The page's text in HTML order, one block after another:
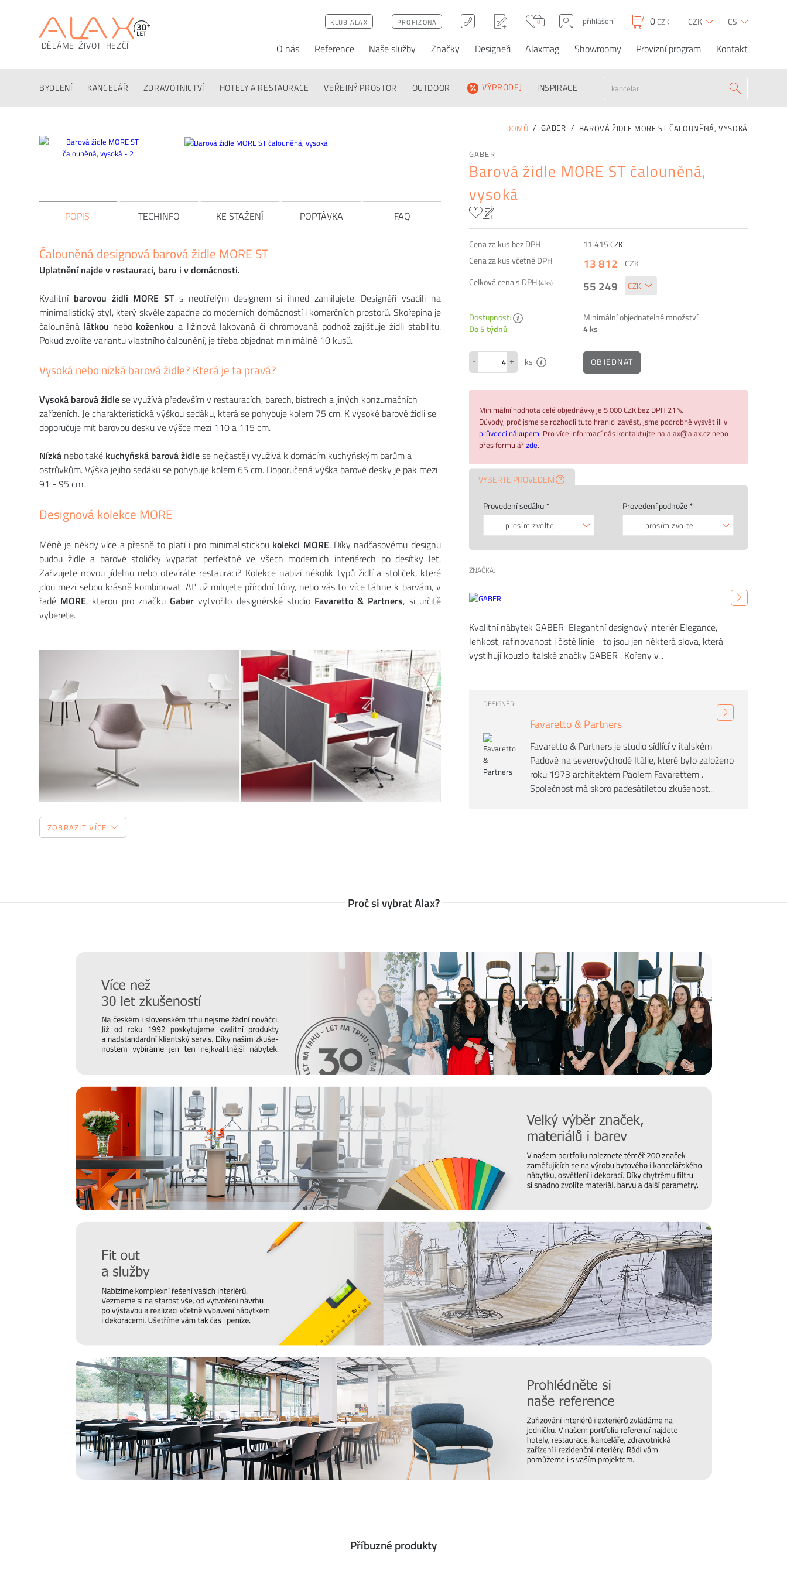
DĚLÁME ŽIVOT HEZČÍ
KLUB ALAX PROFIZONA 0 přihlášení 0CZK CZK CS
O nás Reference Naše služby Značky Designeři Alaxmag Showroomy Provizní program Kontakt
BYDLENÍ KANCELÁŘ ZDRAVOTNICTVÍ HOTELY A RESTAURACE VEŘEJNÝ PROSTOR OUTDOOR VÝPRODEJ INSPIRACE
Alternativy Poptávka FAQ
Barová židle MORE ST
13 812 CZK OBJEDNAT 0CZK
DOMŮ GABER BAROVÁ ŽIDLE MORE ST ČALOUNĚNÁ, VYSOKÁ
GABER
Barová židle MORE ST čalouněná,
vysoká
Cena za kus bez DPH 11 415 CZK
Cena za kus včetně DPH
13 812
CZK
Celková cena s DPH(4ks) 55 249
Dostupnost:
Do 5 týdnů
Minimální objednatelné množství:
4 ks
- + ks OBJEDNAT
Minimální hodnota celé objednávky je 5 000 CZK bez DPH 21 %.
Důvody, proč jsme se rozhodli tuto hranici zavést, jsme podrobně vysvětlili v
průvodci nákupem. Pro více informací nás kontaktujte na alax@alax.cz nebo
přes formulářzde.
VYBERTE PROVEDENÍ
Provedení sedáku *
prosím zvolte
Provedení podnože *
prosím zvolte
ZNAČKA:
Kvalitní nábytek GABER Elegantní designový interiér Elegance,
lehkost, rafinovanost i čisté linie - to jsou jen některá slova, která
vystihují kouzlo italské značky GABER . Kořeny v...
DESIGNÉR:
Favaretto & Partners
Favaretto & Partners je studio sídlící v italském
Padově na severovýchodě Itálie, které bylo založeno
roku 1973 architektem Paolem Favarettem .
Společnost má skoro padesátiletou zkušenost...
POPIS TECHINFO KE STAŽENÍ POPTÁVKA FAQ
Čalouněná designová barová židle MORE ST
Uplatnění najde v restauraci, baru i v domácnosti.
Kvalitní barovou židli MORE STs neotřelým designem si ihned zamilujete. Designéři vsadili na
minimalistický styl, který skvěle zapadne do moderních domácností i komerčních prostorů. Skořepina je
čalouněná látkou nebo koženkou a ližinová lakovaná či chromovaná podnož zajišťuje židli stabilitu.
Pokud zvolíte variantu vlastního čalounění, je třeba objednat minimálně 10 kusů.
Vysoká nebo nízká barová židle? Která je ta pravá?
Vysoká barová židlese využívá především v restauracích, barech, bistrech a jiných konzumačních
zařízeních. Je charakteristická výškou sedáku, která se pohybuje kolem 75 cm. K vysoké barové židli se
doporučuje mít barovou desku ve výšce mezi 110 a 115 cm.
Nízká nebo také kuchyňská barová židlese nejčastěji využívá k domácím kuchyňským barům a
ostrůvkům. Výška jejího sedáku se pohybuje kolem 65 cm. Doporučená výška barové desky je pak mezi
91 - 95 cm.
Designová kolekce MORE
Méně je někdy více a přesně to platí i pro minimalistickoukolekci MORE. Díky nadčasovému designu
budou židle a barové stoličky vypadat perfektně ve všech moderních interiérech po desítky let.
Zařizujete novou jídelnu nebo otevíráte restauraci? Kolekce nabízí několik typů židlí a stoliček, které
jdou mezi sebou krásně kombinovat. Ať už milujete přírodní tóny, nebo vás to více táhne k barvám, v
řadě MORE, kterou pro značkuGaber vytvořilo designérské studio Favaretto & Partners, si určitě
vyberete.
Židle je výjimečná také vysokou kvalitou, která je podložená certifikací výrobků do zátěžových
veřejných prostorCATAS
3D konfigurátor
Zajímá Vás, jak bude produkt reálně vypadat? Kliknutím na3D konfigurátor, který najdete na pravé
straně pod cenou produktu, si můžete vyzkoušet všechna možná provedení materiálů i látek daného
ZOBRAZIT VÍCE
Proč si vybrat Alax?
Příbuzné produkty